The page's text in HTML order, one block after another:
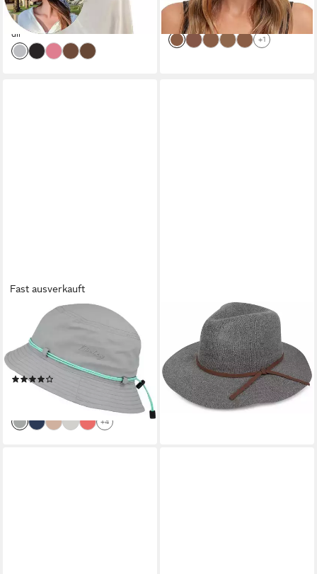
-48%
lieferbar - in 9-11 Werktagen bei
dir
-39%
lieferbar - in 5-6 Werktagen bei dir
+1
Fast ausverkauft
Trilby
Stoffhut/Schnelltrocknend/mit
UV-Schutz 50+
29,99 €
lieferbar - in 3-4 Werktagen bei dir
+4
STYLEBREAKER
Fedora Fedora Knautschhut
mit Zierband (1-St)
26,95 €
lieferbar - in 2-3 Werktagen bei dir